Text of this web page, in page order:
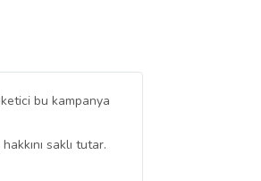
bu kampanya
saklı tutar.